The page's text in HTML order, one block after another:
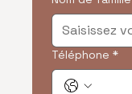
Téléphone *